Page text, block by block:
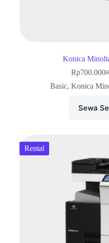
Konica
Rp700.000
Basic, Konica
Sewa
Rental